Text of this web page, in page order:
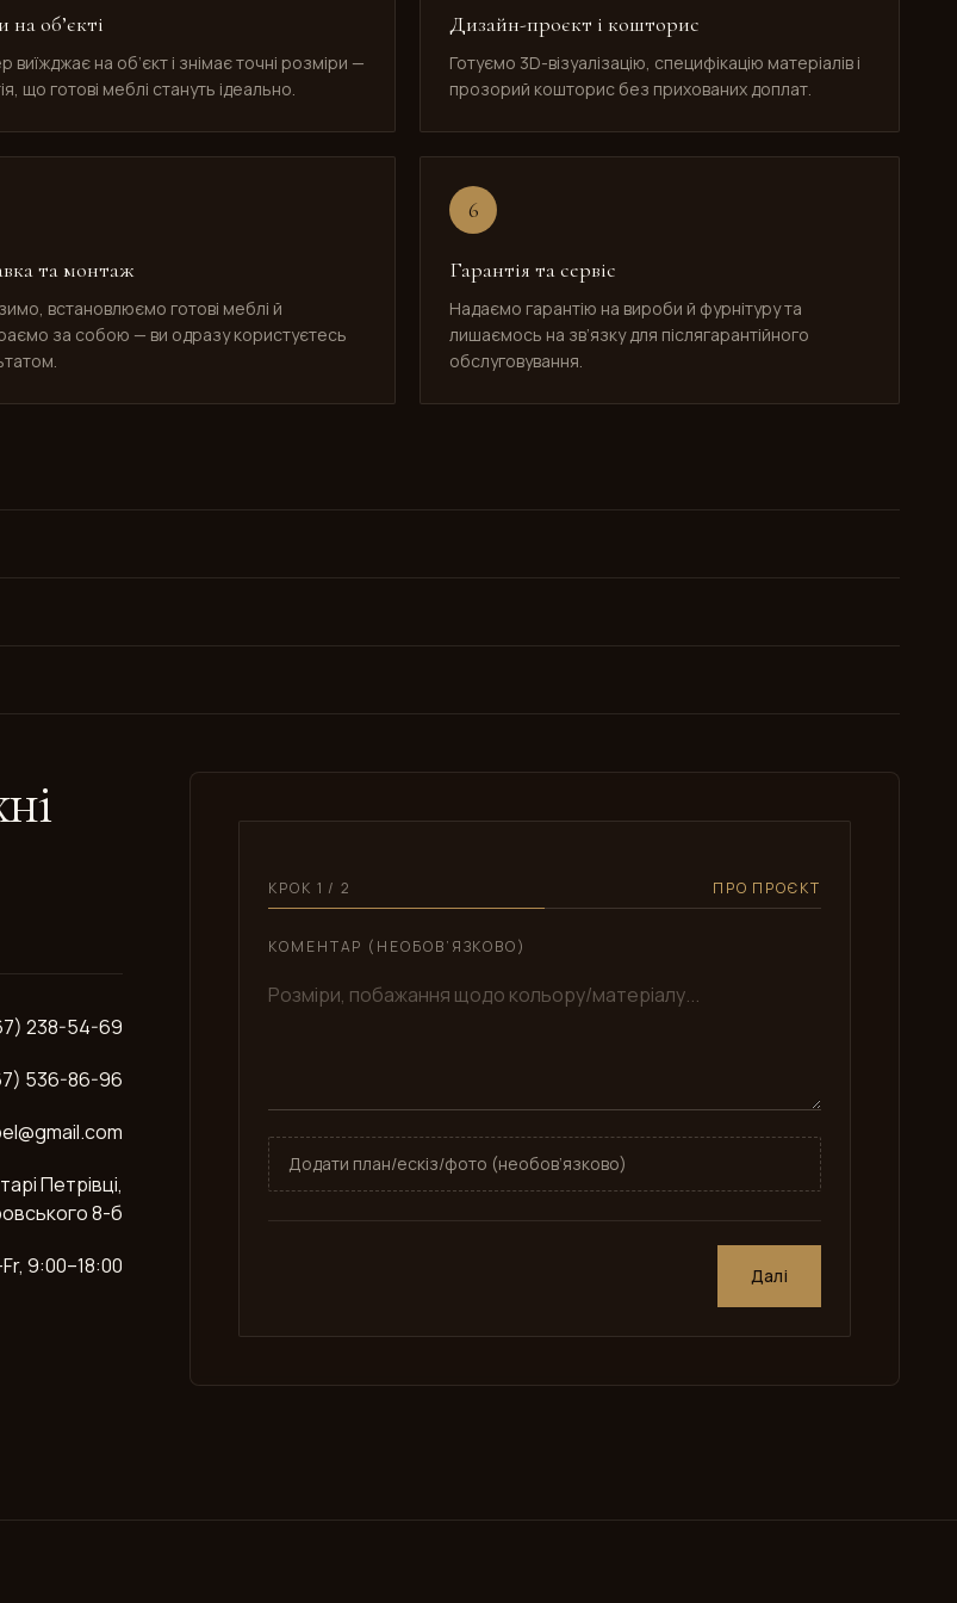
на об’єкті
виїжджає на об’єкт і знімає точні розміри —
що готові меблі стануть ідеально.
Дизайн-проєкт і кошторис
Готуємо 3D-візуалізацію, специфікацію матеріалів і
прозорий кошторис без прихованих доплат.
та монтаж
встановлюємо готові меблі й
за собою — ви одразу користуєтесь
6
Гарантія та сервіс
Надаємо гарантію на вироби й фурнітуру та
лишаємось на зв’язку для післягарантійного
обслуговування.
238-54-69
536-86-96
Петрівці,
8-б
9:00–18:00
КРОК 1 / 2 ПРО ПРОЄКТ
КОМЕНТАР (НЕОБОВ’ЯЗКОВО)
Додати план/ескіз/фото (необов’язково)
Далі